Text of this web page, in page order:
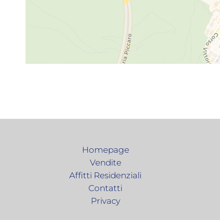
Homepage
Vendite
Affitti Residenziali
Contatti
Privacy